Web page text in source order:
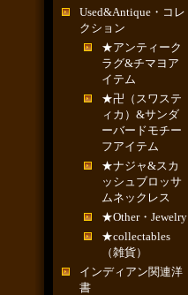
Used&Antique・コレ
クション
★アンティーク
ラグ&チマヨア
イテム
★卍（スワステ
ィカ）&サンダ
ーバードモチー
フアイテム
★ナジャ&スカ
ッシュブロッサ
ムネックレス
★Other・Jewelry
★collectables
（雑貨）
インディアン関連洋
書